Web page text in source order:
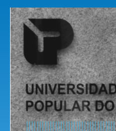
Universidade
Popular do
Porto
Associação
Cultural